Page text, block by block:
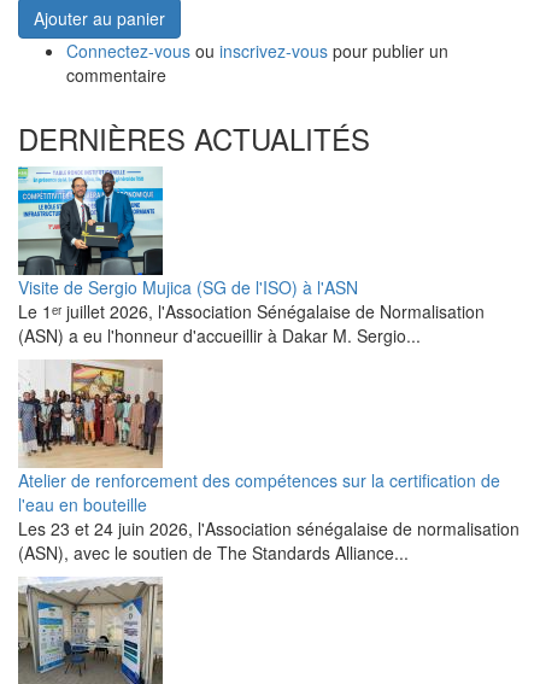
Ajouter au panier
Connectez-vous ou inscrivez-vous pour publier un
commentaire
DERNIÈRES ACTUALITÉS
Visite de Sergio Mujica (SG de l'ISO) à l'ASN
Le 1ᵉʳ juillet 2026, l'Association Sénégalaise de Normalisation
(ASN) a eu l'honneur d'accueillir à Dakar M. Sergio...
Atelier de renforcement des compétences sur la certification de
l'eau en bouteille
Les 23 et 24 juin 2026, l'Association sénégalaise de normalisation
(ASN), avec le soutien de The Standards Alliance...